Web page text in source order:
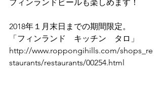
フィンランドビールも楽しめます！
2018年１月末日までの期間限定。
「フィンランド　キッチン　タロ」
http://www.roppongihills.com/shops_re
staurants/restaurants/00254.html